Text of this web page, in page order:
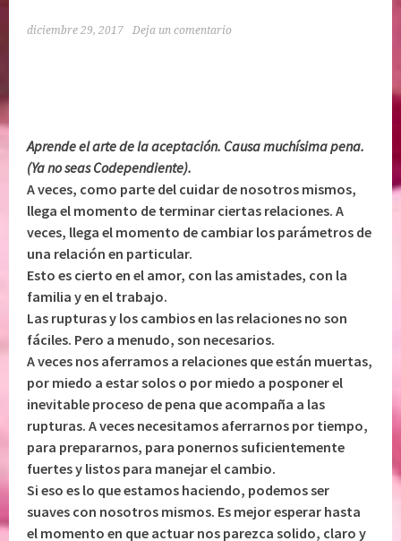
diciembre 29, 2017 Deja un comentario
Aprende el arte de la aceptación. Causa muchísima pena.
(Ya no seas Codependiente).
A veces, como parte del cuidar de nosotros mismos,
llega el momento de terminar ciertas relaciones. A
veces, llega el momento de cambiar los parámetros de
una relación en particular.
Esto es cierto en el amor, con las amistades, con la
familia y en el trabajo.
Las rupturas y los cambios en las relaciones no son
fáciles. Pero a menudo, son necesarios.
A veces nos aferramos a relaciones que están muertas,
por miedo a estar solos o por miedo a posponer el
inevitable proceso de pena que acompaña a las
rupturas. A veces necesitamos aferrarnos por tiempo,
para prepararnos, para ponernos suficientemente
fuertes y listos para manejar el cambio.
Si eso es lo que estamos haciendo, podemos ser
suaves con nosotros mismos. Es mejor esperar hasta
el momento en que actuar nos parezca solido, claro y